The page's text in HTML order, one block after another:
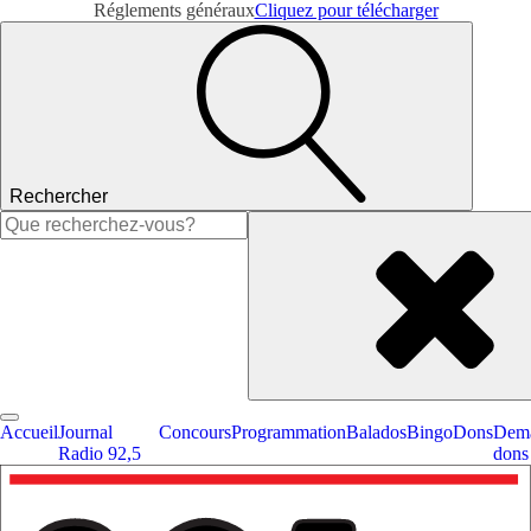
Réglements générauxCliquez pour télécharger
Rechercher
Rechercher :
AccueilJournal
Radio 92,5
ConcoursProgrammationBaladosBingoDons
dons